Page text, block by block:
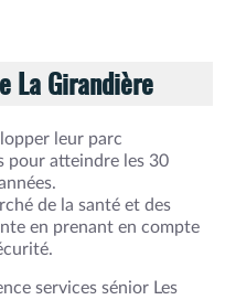
La Girandière
leur parc
pour atteindre les 30
de la santé et des
en prenant en compte
services sénior Les